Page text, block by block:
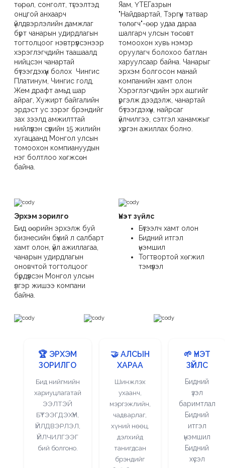
төрөл, сонголт, түгээлтэд
онцгой анхаарч
үйлдвэрлэлийн дамжлаг
бүрт чанарын удирдлагын
тогтолцоог нэвтрүүлсэнээр
хэрэглэгчдийн таашаалд
нийцсэн чанартай
бүтээгдэхүүн болох Чингис
Платинум, Чингис голд,
Жем драфт амьд шар
айраг, Хужирт байгалийн
эрдэст ус зэрэг брэндийг
зах зээлд амжилттай
нийлүүлэн сүүлийн 15 жилийн
хугацаанд Монгол улсын
томоохон компиануудын
нэг болтлоо хөгжсөн
байна.
Яам, ҮТЕГазрын
"Найдвартай, Тэргүүн татвар
төлөгч"-өөр удаа дараа
шалгарч улсын төсөвт
томоохон хувь нэмэр
оруулагч болохоо батлан
харуулсаар байна. Чанарыг
эрхэм болгосон манай
компанийн хамт олон
Хэрэглэгчдийн эрх ашгийг
үргэлж дээдэлж, чанартай
бүтээгдэхүүн, найрсаг
үйлчилгээ, сэтгэл ханамжыг
хүргэн ажиллах болно.
Эрхэм зорилго
Бид өөрийн эрхэлж буй
бизнесийн бүхий л салбарт
хамт олон, үйл ажиллагаа,
чанарын удирдлагын
оновчтой тогтолцоог
бүрдүүлсэн Монгол улсын
үлгэр жишээ компани
байна.
Үнэт зүйлс
Бүтээлч хамт олон
Бидний итгэл
үнэмшил
Тогтвортой хөгжил
тэмүүлэл
🏆 ЭРХЭМ
ЗОРИЛГО
Бид нийгмийн
хариуцлагатай
ЭЭЛТЭЙ
БҮТЭЭГДЭХҮҮН,
ҮЙЛДВЭРЛЭЛ,
ҮЙЛЧИЛГЭЭГ
бий болгоно.
🤝 АЛСЫН
ХАРАА
Шинжлэх
ухаанч,
мэргэжлийн,
чадварлаг,
хүний нөөц,
дэлхийд
танигдсан
брэндийг
🌱 ҮНЭТ
ЗҮЙЛС
Бидний
үзэл
баримтлал
Бидний
итгэл
үнэмшил
Бидний
хүсэл